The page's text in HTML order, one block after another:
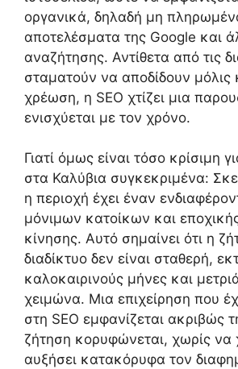
οργανικά, δηλαδή μη
αποτελέσματα της Google και
αναζήτησης. Αντίθετα από τις
σταματούν να αποδίδουν μόλις
χρέωση, η SEO χτίζει μια
ενισχύεται με τον χρόνο.
Γιατί όμως είναι τόσο κρίσιμη
στα Καλύβια συγκεκριμένα:
η περιοχή έχει έναν
μόνιμων κατοίκων και
κίνησης. Αυτό σημαίνει ότι η
διαδίκτυο δεν είναι σταθερή,
καλοκαιρινούς μήνες και
χειμώνα. Μια επιχείρηση που
στη SEO εμφανίζεται ακριβώς
ζήτηση κορυφώνεται, χωρίς να
αυξήσει κατακόρυφα τον